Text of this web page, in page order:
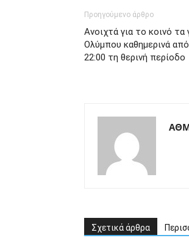
Προηγούμενο άρθρο
Ανοιχτά για το κοινό
Ολύμπου καθημερινά
22:00 τη θερινή περίοδο
Σχετικά άρθρα